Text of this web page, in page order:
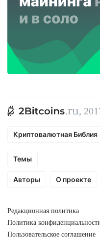
,
Криптовалютная Библия
Темы
Авторы О проекте
Редакционная политика
Политика
Пользовательское соглашение